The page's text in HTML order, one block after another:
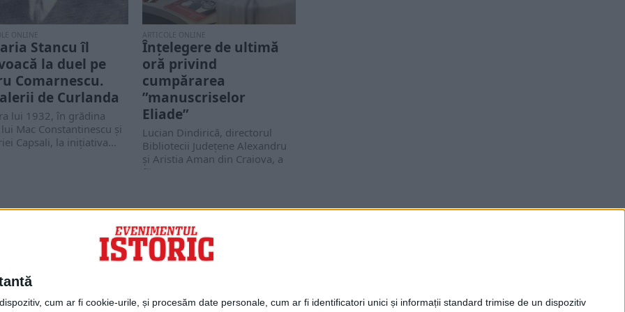
cum ar fi cookie-urile, și procesăm date personale, cum ar fi identificatori unici și informații standard trimise de un dispozitiv
ONLINE
Stancu îl
la duel pe
Comarnescu.
de Curlanda
lui 1932, în grădina
Mac Constantinescu şi
Capsali, la inițiativa...
ARTICOLE ONLINE
Înțelegere de ultimă
oră privind
cumpărarea
”manuscriselor
Eliade”
Lucian Dindirică, directorul
Bibliotecii Județene Alexandru
și Aristia Aman din Craiova, a
făcut un anunț care...
Evenimentul Zilei
Doctorul Zilei
Infofinanciar